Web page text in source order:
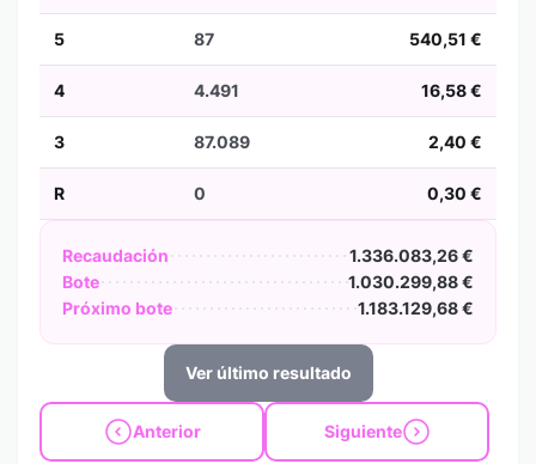
5 87 540,51 €
4 4.491 16,58 €
3 87.089 2,40 €
R 0 0,30 €
Recaudación
1.336.083,26 €
Bote
1.030.299,88 €
Próximo bote
1.183.129,68 €
Ver último resultado
Anterior Siguiente